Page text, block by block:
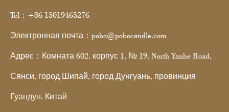
Tel：+86 15019465276
Электронная почта：pobo@pobocandle.com
Адрес：Комната 602, корпус 1, № 19, North Yanhe Road,
Сянси, город Шипай, город Дунгуань, провинция
Гуандун, Китай